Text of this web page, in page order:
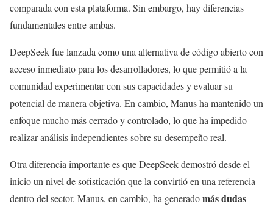
comparada con esta plataforma. Sin embargo, hay diferencias
fundamentales entre ambas.
DeepSeek fue lanzada como una alternativa de código abierto con
acceso inmediato para los desarrolladores, lo que permitió a la
comunidad experimentar con sus capacidades y evaluar su
potencial de manera objetiva. En cambio, Manus ha mantenido un
enfoque mucho más cerrado y controlado, lo que ha impedido
realizar análisis independientes sobre su desempeño real.
Otra diferencia importante es que DeepSeek demostró desde el
inicio un nivel de sofisticación que la convirtió en una referencia
dentro del sector. Manus, en cambio, ha generadomás dudas